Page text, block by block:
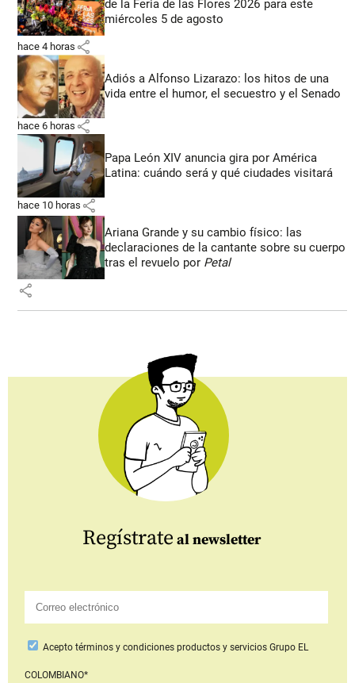
de la Feria de las Flores 2026 para este
miércoles 5 de agosto
hace 4 horas share
Adiós a Alfonso Lizarazo: los hitos de una
vida entre el humor, el secuestro y el Senado
hace 6 horas share
Papa León XIV anuncia gira por América
Latina: cuándo será y qué ciudades visitará
hace 10 horas share
Ariana Grande y su cambio físico: las
declaraciones de la cantante sobre su cuerpo
tras el revuelo por Petal
share
Regístrate al newsletter
Aceptotérminos y condiciones productos y serviciosGrupo EL
COLOMBIANO*